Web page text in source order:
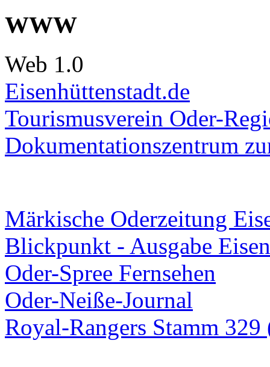
WWW
Web 1.0
Eisenhüttenstadt.de
Tourismusverein Oder-
Dokumentationszentrum
Märkische Oderzeitung
Blickpunkt - Ausgabe
Oder-Spree Fernsehen
Oder-Neiße-Journal
Royal-Rangers Stamm